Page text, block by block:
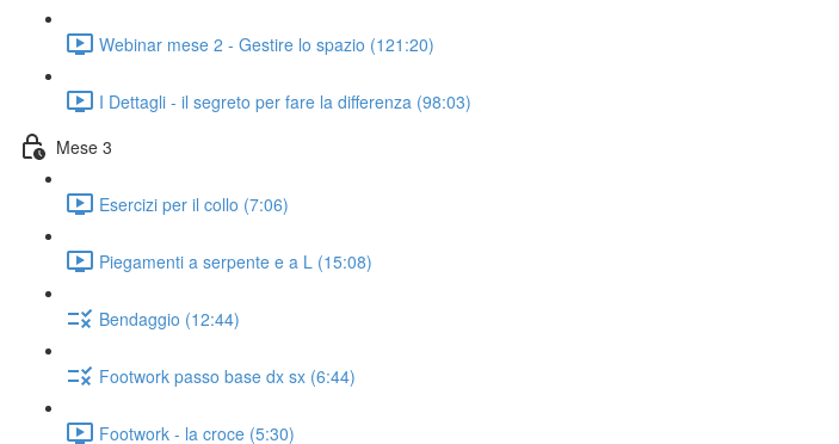
Webinar mese 2 - Gestire lo spazio (121:20)
I Dettagli - il segreto per fare la differenza (98:03)
Mese 3
Esercizi per il collo (7:06)
Piegamenti a serpente e a L (15:08)
Bendaggio (12:44)
Footwork passo base dx sx (6:44)
Footwork - la croce (5:30)